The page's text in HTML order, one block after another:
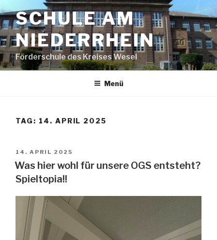
Inhalt
springen
SCHULE AM
NIEDERRHEIN
Förderschule des Kreises Wesel
Menü
TAG: 14. APRIL 2025
VERÖFFENTLICHT
AM
14. APRIL 2025
Was hier wohl für unsere OGS entsteht?
Spieltopia!!